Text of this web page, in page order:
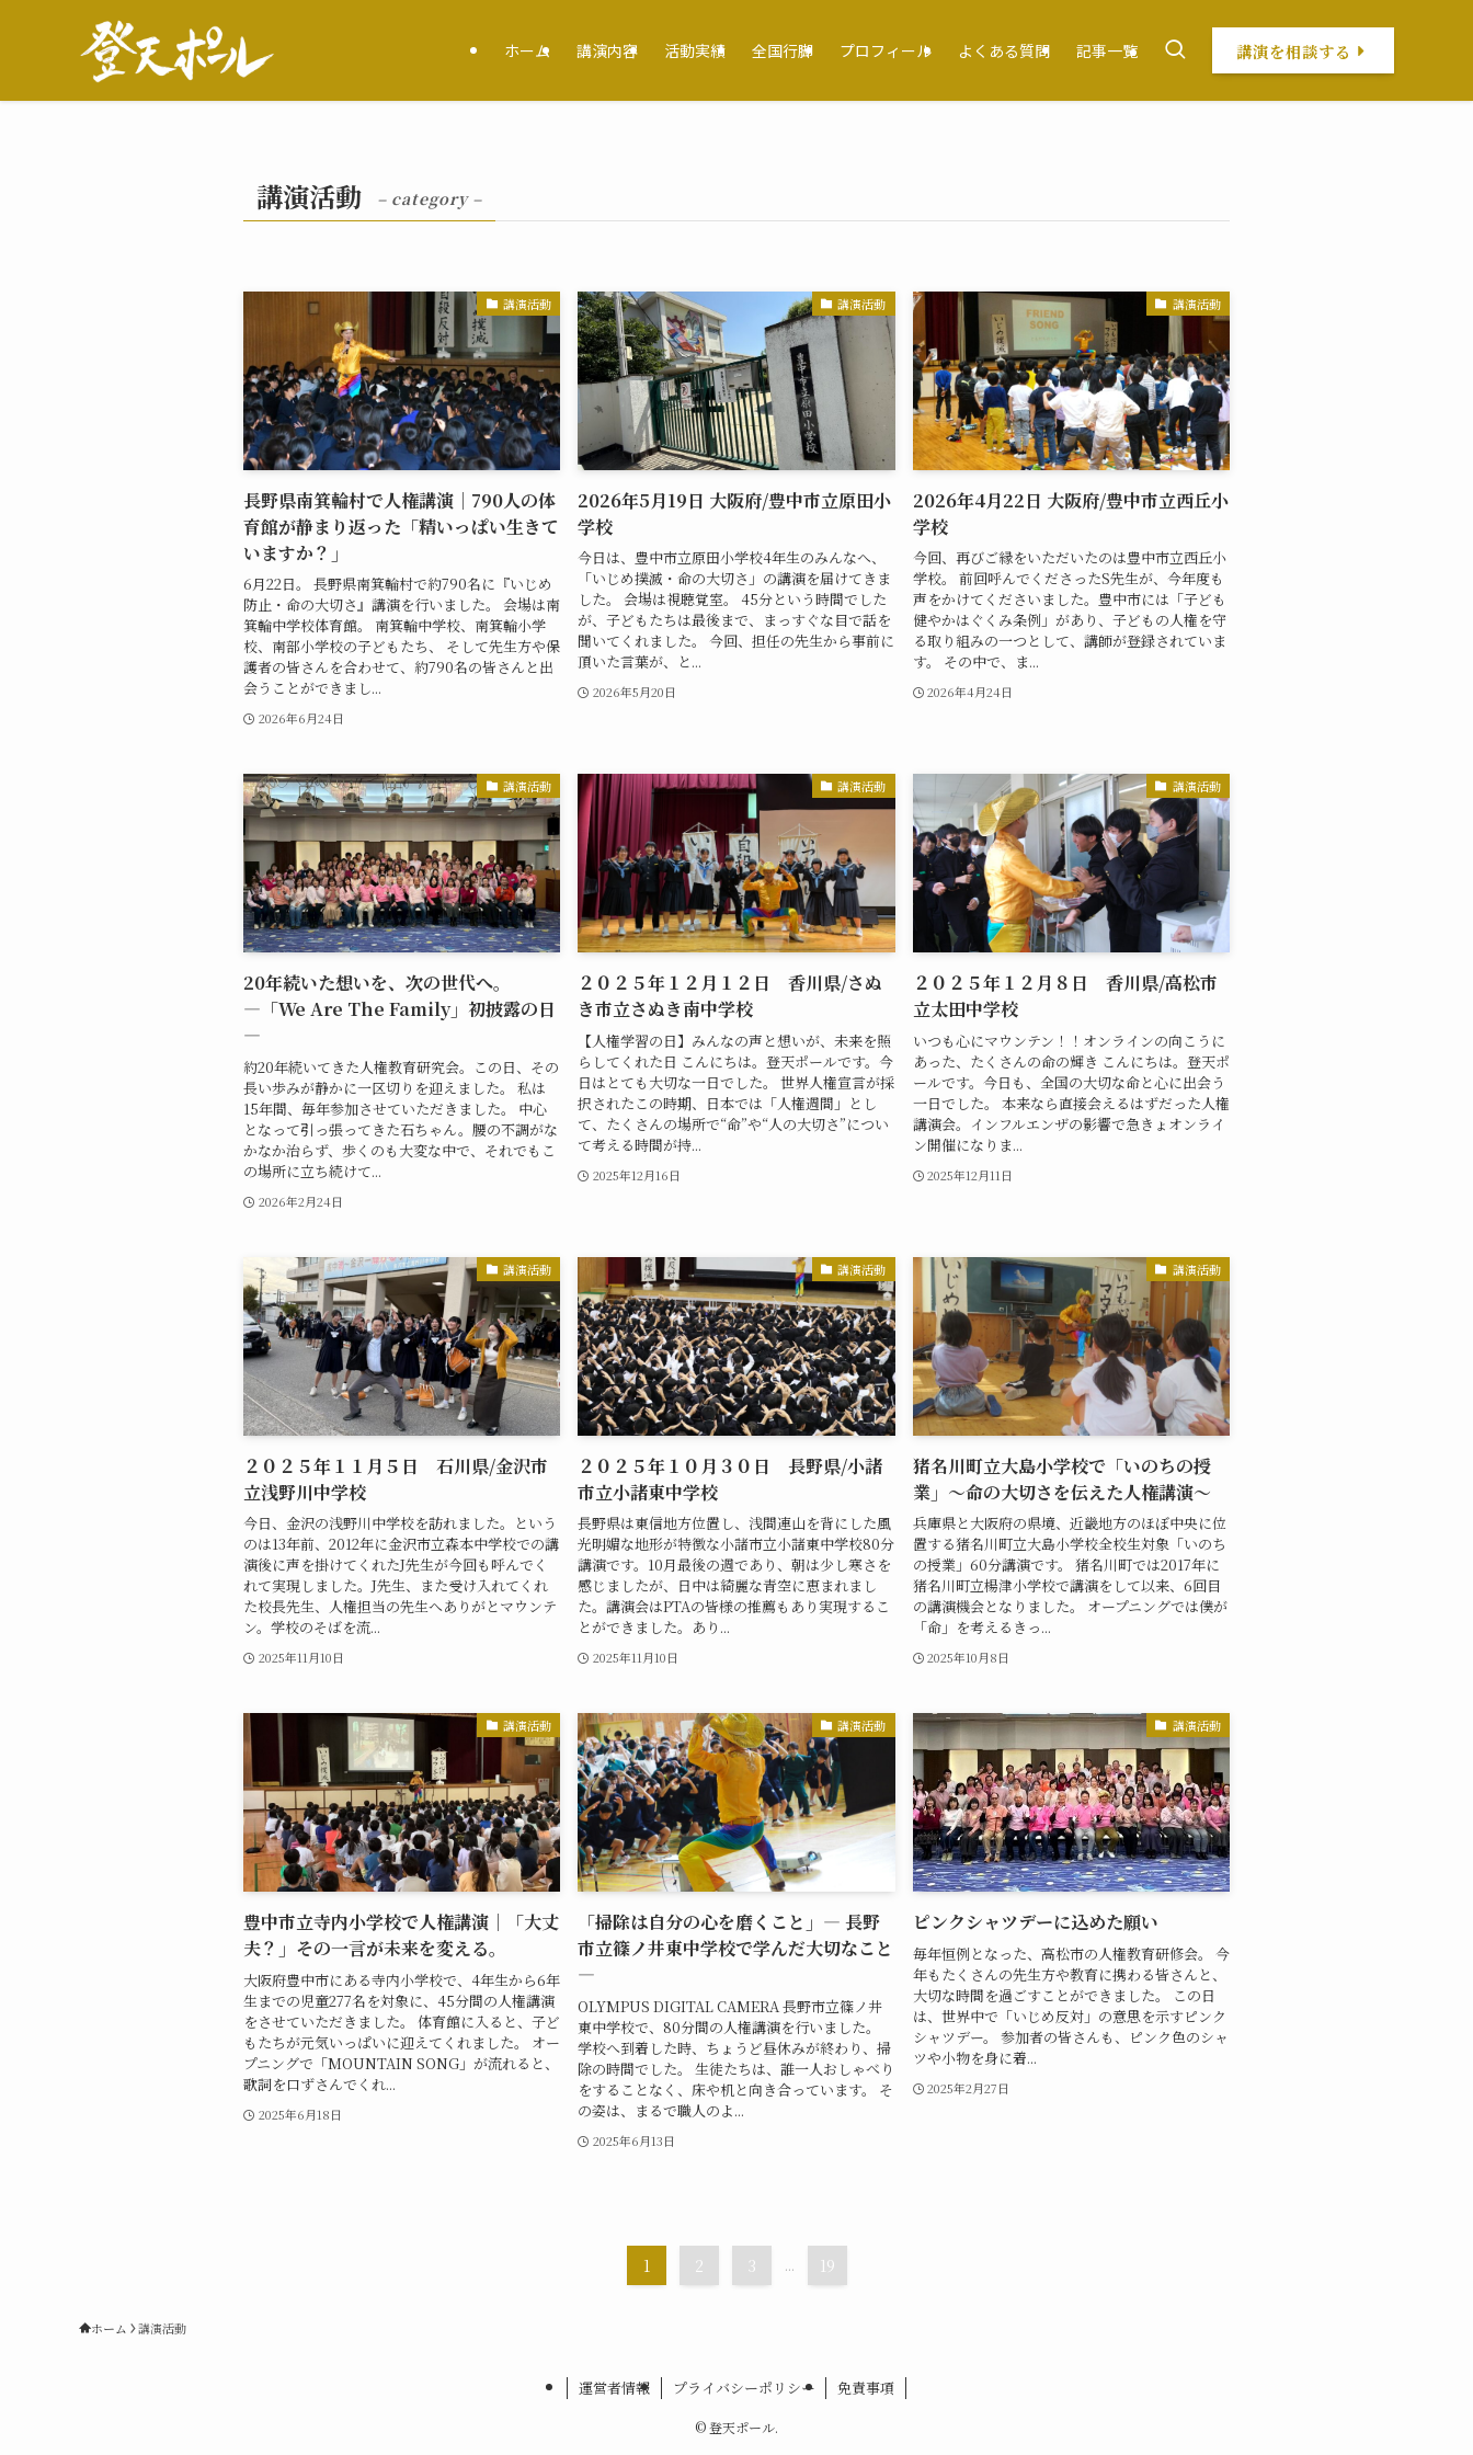
ホーム 講演内容 活動実績 全国行脚 プロフィール よくある質問 記事一覧 講演を相談する
講演活動 – category –
講演活動
長野県南箕輪村で人権講演｜790人の体
育館が静まり返った「精いっぱい生きて
いますか？」
6月22日。 長野県南箕輪村で約790名に『いじめ
防止・命の大切さ』講演を行いました。 会場は南
箕輪中学校体育館。 南箕輪中学校、南箕輪小学
校、南部小学校の子どもたち、 そして先生方や保
護者の皆さんを合わせて、約790名の皆さんと出
会うことができまし...
2026年6月24日
講演活動
2026年5月19日 大阪府/豊中市立原田小
学校
今日は、豊中市立原田小学校4年生のみんなへ、
「いじめ撲滅・命の大切さ」の講演を届けてきま
した。 会場は視聴覚室。 45分という時間でした
が、子どもたちは最後まで、まっすぐな目で話を
聞いてくれました。 今回、担任の先生から事前に
頂いた言葉が、と...
2026年5月20日
講演活動
2026年4月22日 大阪府/豊中市立西丘小
学校
今回、再びご縁をいただいたのは豊中市立西丘小
学校。 前回呼んでくださったS先生が、今年度も
声をかけてくださいました。豊中市には「子ども
健やかはぐくみ条例」があり、子どもの人権を守
る取り組みの一つとして、講師が登録されていま
す。 その中で、ま...
2026年4月24日
講演活動
20年続いた想いを、次の世代へ。
―「We Are The Family」初披露の日
―
約20年続いてきた人権教育研究会。この日、その
長い歩みが静かに一区切りを迎えました。 私は
15年間、毎年参加させていただきました。 中心
となって引っ張ってきた石ちゃん。腰の不調がな
かなか治らず、歩くのも大変な中で、それでもこ
の場所に立ち続けて...
2026年2月24日
講演活動
２０２５年１２月１２日 香川県/さぬ
き市立さぬき南中学校
【人権学習の日】みんなの声と想いが、未来を照
らしてくれた日 こんにちは。登天ポールです。今
日はとても大切な一日でした。 世界人権宣言が採
択されたこの時期、日本では「人権週間」とし
て、たくさんの場所で“命”や“人の大切さ”につい
て考える時間が持...
2025年12月16日
講演活動
２０２５年１２月８日 香川県/高松市
立太田中学校
いつも心にマウンテン！！オンラインの向こうに
あった、たくさんの命の輝き こんにちは。登天ポ
ールです。今日も、全国の大切な命と心に出会う
一日でした。 本来なら直接会えるはずだった人権
講演会。インフルエンザの影響で急きょオンライ
ン開催になりま...
2025年12月11日
講演活動
２０２５年１１月５日 石川県/金沢市
立浅野川中学校
今日、金沢の浅野川中学校を訪れました。という
のは13年前、2012年に金沢市立森本中学校での講
演後に声を掛けてくれたJ先生が今回も呼んでく
れて実現しました。J先生、また受け入れてくれ
た校長先生、人権担当の先生へありがとマウンテ
ン。学校のそばを流...
2025年11月10日
講演活動
２０２５年１０月３０日 長野県/小諸
市立小諸東中学校
長野県は東信地方位置し、浅間連山を背にした風
光明媚な地形が特徴な小諸市立小諸東中学校80分
講演です。10月最後の週であり、朝は少し寒さを
感じましたが、日中は綺麗な青空に恵まれまし
た。講演会はPTAの皆様の推薦もあり実現するこ
とができました。あり...
2025年11月10日
講演活動
猪名川町立大島小学校で「いのちの授
業」～命の大切さを伝えた人権講演～
兵庫県と大阪府の県境、近畿地方のほぼ中央に位
置する猪名川町立大島小学校全校生対象「いのち
の授業」60分講演です。 猪名川町では2017年に
猪名川町立楊津小学校で講演をして以来、6回目
の講演機会となりました。 オープニングでは僕が
「命」を考えるきっ...
2025年10月8日
講演活動
豊中市立寺内小学校で人権講演｜「大丈
夫？」その一言が未来を変える。
大阪府豊中市にある寺内小学校で、4年生から6年
生までの児童277名を対象に、45分間の人権講演
をさせていただきました。 体育館に入ると、子ど
もたちが元気いっぱいに迎えてくれました。 オー
プニングで「MOUNTAIN SONG」が流れると、
歌詞を口ずさんでくれ...
2025年6月18日
講演活動
「掃除は自分の心を磨くこと」― 長野
市立篠ノ井東中学校で学んだ大切なこと
―
OLYMPUS DIGITAL CAMERA 長野市立篠ノ井
東中学校で、80分間の人権講演を行いました。
学校へ到着した時、ちょうど昼休みが終わり、掃
除の時間でした。 生徒たちは、誰一人おしゃべり
をすることなく、床や机と向き合っています。 そ
の姿は、まるで職人のよ...
2025年6月13日
講演活動
ピンクシャツデーに込めた願い
毎年恒例となった、高松市の人権教育研修会。 今
年もたくさんの先生方や教育に携わる皆さんと、
大切な時間を過ごすことができました。 この日
は、世界中で「いじめ反対」の意思を示すピンク
シャツデー。 参加者の皆さんも、ピンク色のシャ
ツや小物を身に着...
2025年2月27日
1 2 3 ... 19
ホーム 講演活動
運営者情報 プライバシーポリシー 免責事項
©登天ポール.